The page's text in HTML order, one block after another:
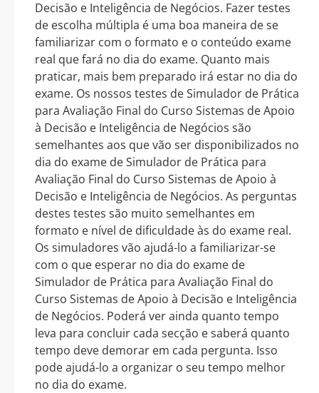
Decisão e Inteligência de Negócios. Fazer testes
de escolha múltipla é uma boa maneira de se
familiarizar com o formato e o conteúdo exame
real que fará no dia do exame. Quanto mais
praticar, mais bem preparado irá estar no dia do
exame. Os nossos testes de Simulador de Prática
para Avaliação Final do Curso Sistemas de Apoio
à Decisão e Inteligência de Negócios são
semelhantes aos que vão ser disponibilizados no
dia do exame de Simulador de Prática para
Avaliação Final do Curso Sistemas de Apoio à
Decisão e Inteligência de Negócios. As perguntas
destes testes são muito semelhantes em
formato e nível de dificuldade às do exame real.
Os simuladores vão ajudá-lo a familiarizar-se
com o que esperar no dia do exame de
Simulador de Prática para Avaliação Final do
Curso Sistemas de Apoio à Decisão e Inteligência
de Negócios. Poderá ver ainda quanto tempo
leva para concluir cada secção e saberá quanto
tempo deve demorar em cada pergunta. Isso
pode ajudá-lo a organizar o seu tempo melhor
no dia do exame.